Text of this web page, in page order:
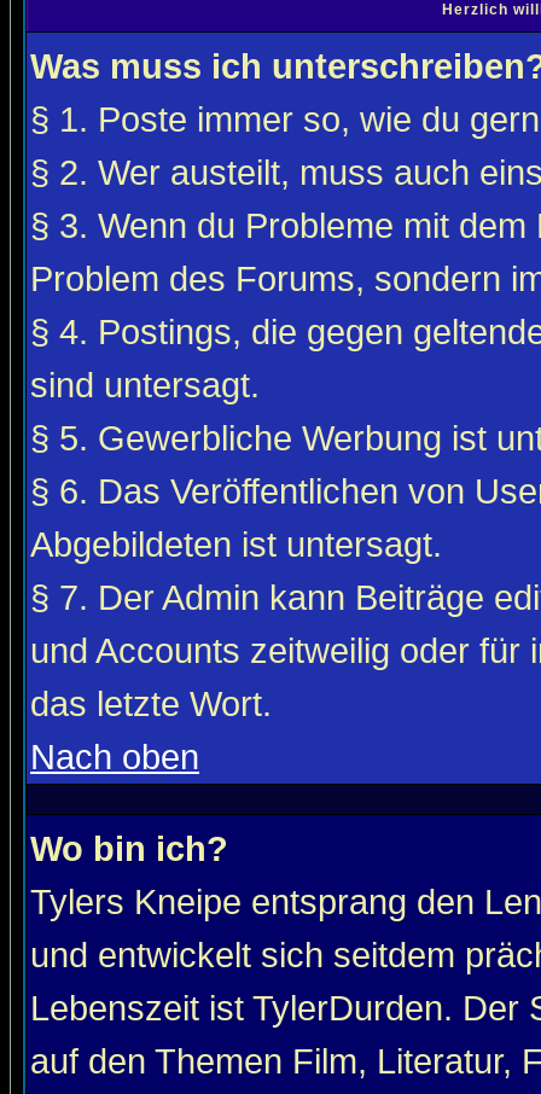
Herzlich
Was muss ich
§ 1. Poste immer so, wie du
§ 2. Wer austeilt, muss auch
§ 3. Wenn du Probleme mit
Problem des Forums, sondern
§ 4. Postings, die gegen
sind untersagt.
§ 5. Gewerbliche Werbung ist
§ 6. Das Veröffentlichen von
Abgebildeten ist untersagt.
§ 7. Der Admin kann Beiträge
und Accounts zeitweilig oder
das letzte Wort.
Nach oben
Wo bin ich?
Tylers Kneipe entsprang den
und entwickelt sich seitdem
Lebenszeit ist TylerDurden. Der
auf den Themen Film, Literatur,